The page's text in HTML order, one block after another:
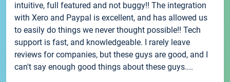
intuitive, full featured and not buggy!! The integration
with Xero and Paypal is excellent, and has allowed us
to easily do things we never thought possible!! Tech
support is fast, and knowledgeable. I rarely leave
reviews for companies, but these guys are good, and I
can't say enough good things about these guys....